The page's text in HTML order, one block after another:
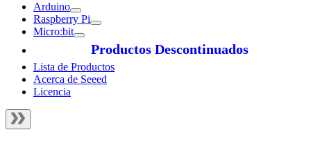
Arduino
Raspberry Pi
Micro:bit
Productos Descontinuados
Lista de Productos
Acerca de Seeed
Licencia